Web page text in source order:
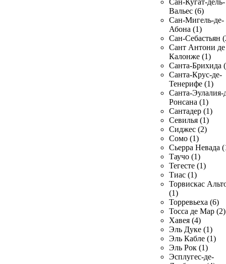
Сан-Кугат-дель-
Вальес (6)
Сан-Мигель-де-
Абона (1)
Сан-Себастьян
Сант Антони де
Калонже (1)
Санта-Брихида
Санта-Крус-де-
Тенерифе (1)
Санта-Эулалия-
Ронсана (1)
Сантадер (1)
Севилья (1)
Сиджес (2)
Сомо (1)
Сьерра Невада
Таучо (1)
Тегесте (1)
Тиас (1)
Торвискас
(1)
Торревьеха (6)
Тосса де Мар (2)
Хавея (4)
Эль Дуке (1)
Эль Кабле (1)
Эль Рок (1)
Эсплугес-де-